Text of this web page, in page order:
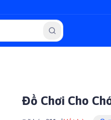
Đồ Chơi Cho